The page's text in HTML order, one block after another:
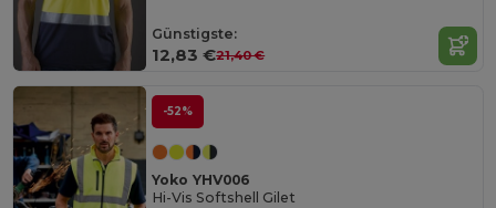
Günstigste:
12,83 €21,40 €
-52%
Yoko YHV006
Hi-Vis Softshell Gilet